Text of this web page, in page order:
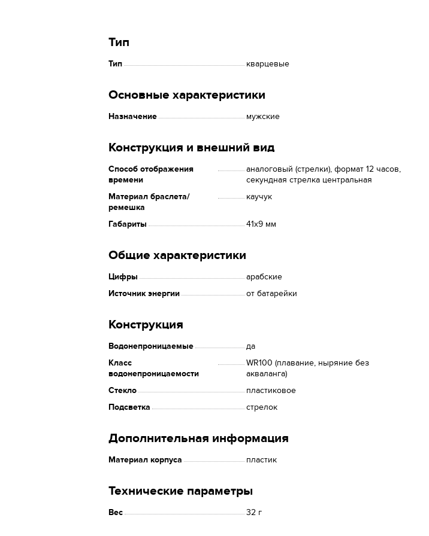
Тип
Тип кварцевые
Основные характеристики
Назначение мужские
Конструкция и внешний вид
Способ отображения
времени
аналоговый (стрелки), формат 12 часов,
секундная стрелка центральная
Материал браслета/
ремешка
каучук
Габариты 41x9 мм
Общие характеристики
Цифры
арабские
Источник энергии
от батарейки
Конструкция
Водонепроницаемые
да
Класс
водонепроницаемости
WR100 (плавание, ныряние без
акваланга)
Стекло
пластиковое
Подсветка
стрелок
Дополнительная информация
Материал корпуса пластик
Технические параметры
Вес 32 г